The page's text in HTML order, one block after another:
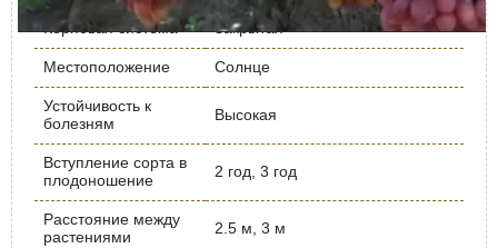
Корневая система Закрытая
Местоположение Солнце
Устойчивость к
болезням
Высокая
Вступление сорта в
плодоношение
2 год, 3 год
Расстояние между
растениями
2.5 м, 3 м